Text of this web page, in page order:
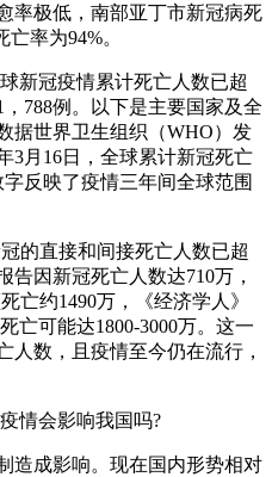
率极低，南部亚丁市新冠病死
率为94%。
新冠疫情累计死亡人数已超
788例。以下是主要国家及全
据世界卫生组织（WHO）发
3月16日，全球累计新冠死亡
反映了疫情三年间全球范围
的直接和间接死亡人数已超
因新冠死亡人数达710万，
亡约1490万，《经济学人》
亡可能达1800-3000万。这一
人数，且疫情至今仍在流行，
情会影响我国吗?
造成影响。现在国内形势相对